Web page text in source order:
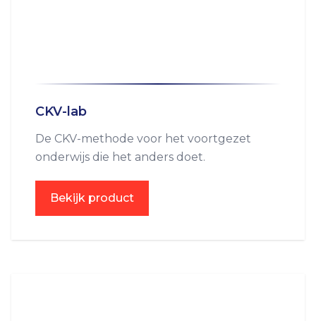
CKV-lab
De CKV-methode voor het voortgezet
onderwijs die het anders doet.
Bekijk product